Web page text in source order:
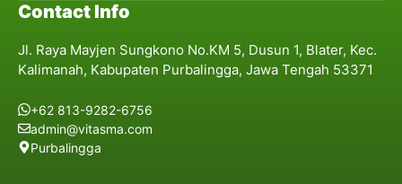
Contact Info
Jl. Raya Mayjen Sungkono No.KM 5, Dusun 1, Blater, Kec.
Kalimanah, Kabupaten Purbalingga, Jawa Tengah 53371
+62 813-9282-6756
admin@vitasma.com
Purbalingga